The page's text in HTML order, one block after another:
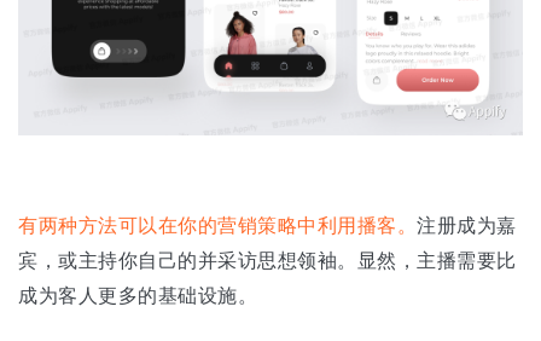
有两种方法可以在你的营销策略中利用播客。 注册成为嘉
宾，或主持你自己的并采访思想领袖。显然，主播需要比
成为客人更多的基础设施。